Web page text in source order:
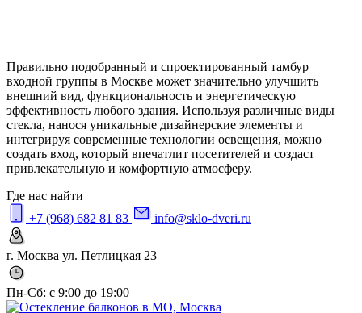
Правильно подобранный и спроектированный тамбур
входной группы в Москве может значительно улучшить
внешний вид, функциональность и энергетическую
эффективность любого здания. Используя различные виды
стекла, нанося уникальные дизайнерские элементы и
интегрируя современные технологии освещения, можно
создать вход, который впечатлит посетителей и создаст
привлекательную и комфортную атмосферу.
Где нас найти
+7 (968) 682 81 83
info@sklo-dveri.ru
г. Москва ул. Петлицкая 23
Пн-Сб: с 9:00 до 19:00